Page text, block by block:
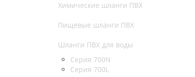
Химические шланги ПВХ
Пищевые шланги ПВХ
Шланги ПВХ для воды
Серия 700N
Серия 700L